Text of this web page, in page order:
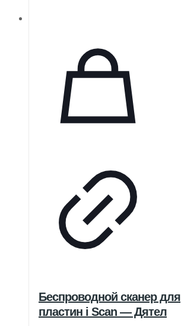
батарейки должны оставаться в
упаковке до момента
использования. Активация
батареи: ◦ Снимите защитную
этикетку и подождите 60 секунд,
прежде чем устанавливать ее в
Беспроводной сканер для
пластин i Scan — Дятел